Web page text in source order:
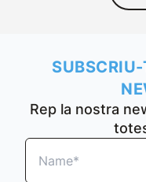
Rep la nostra